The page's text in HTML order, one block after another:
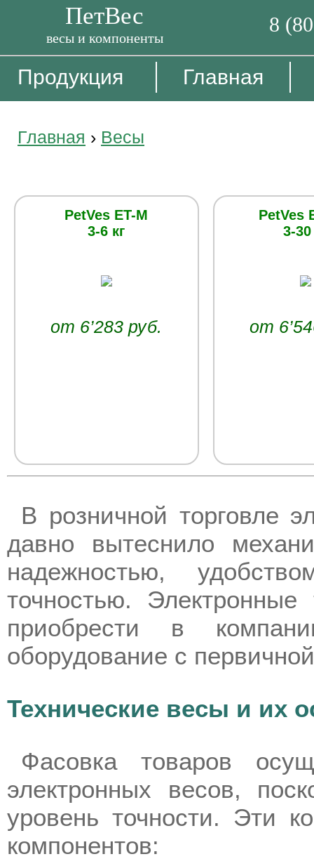
ПетВес
весы и компоненты
8
Продукция Главная
Главная › Весы
PetVes ET-M
3-6 кг
от 6’283 руб.
PetVes
3-30
от
В розничной торговле
давно вытеснило
надежностью,
точностью.
приобрести в
оборудование с
Технические весы и их
Фасовка товаров
электронных весов,
уровень точности. Эти
компонентов: